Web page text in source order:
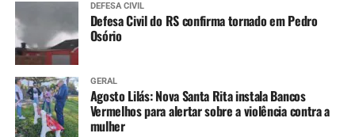
DEFESA CIVIL
Defesa Civil do RS confirma tornado em Pedro
Osório
GERAL
Agosto Lilás: Nova Santa Rita instala Bancos
Vermelhos para alertar sobre a violência contra a
mulher